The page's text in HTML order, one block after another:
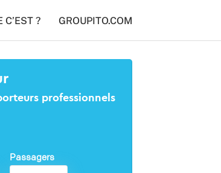
C’EST ? GROUPITO.COM
professionnels
Passagers